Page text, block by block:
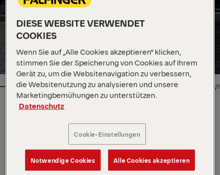
1/1
Wichtige Spezifikationen
Tragkraft
Hubwerkshydraulik
Lastschwerpunkt in Längsrichtung
DIESE WEBSITE VERWENDET
COOKIES
Wenn Sie auf „Alle Cookies akzeptieren“ klicken,
stimmen Sie der Speicherung von Cookies auf Ihrem
Gerät zu, um die Websitenavigation zu verbessern,
die Websitenutzung zu analysieren und unsere
Marketingbemühungen zu unterstützen.
Datenschutz
Cookie-Einstellungen
Notwendige Cookies Alle Cookies akzeptieren